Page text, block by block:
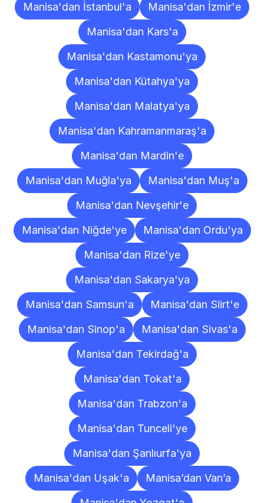
Manisa'dan İstanbul'a
Manisa'dan İzmir'e
Manisa'dan Kars'a
Manisa'dan Kastamonu'ya
Manisa'dan Kütahya'ya
Manisa'dan Malatya'ya
Manisa'dan Kahramanmaraş'a
Manisa'dan Mardin'e
Manisa'dan Muğla'ya
Manisa'dan Muş'a
Manisa'dan Nevşehir'e
Manisa'dan Niğde'ye
Manisa'dan Ordu'ya
Manisa'dan Rize'ye
Manisa'dan Sakarya'ya
Manisa'dan Samsun'a
Manisa'dan Siirt'e
Manisa'dan Sinop'a
Manisa'dan Sivas'a
Manisa'dan Tekirdağ'a
Manisa'dan Tokat'a
Manisa'dan Trabzon'a
Manisa'dan Tunceli'ye
Manisa'dan Şanlıurfa'ya
Manisa'dan Uşak'a
Manisa’dan Van’a